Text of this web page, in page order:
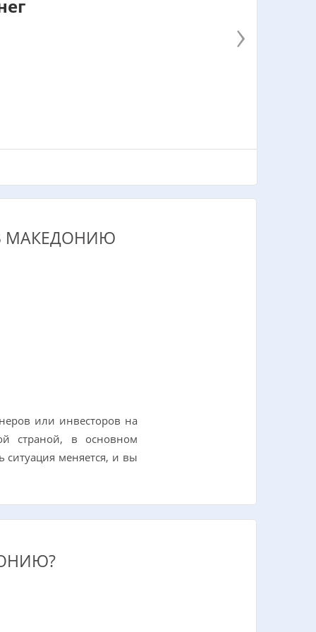
›
МАКЕДОНИЮ
или инвесторов на
страной, в основном
ситуация меняется, и вы